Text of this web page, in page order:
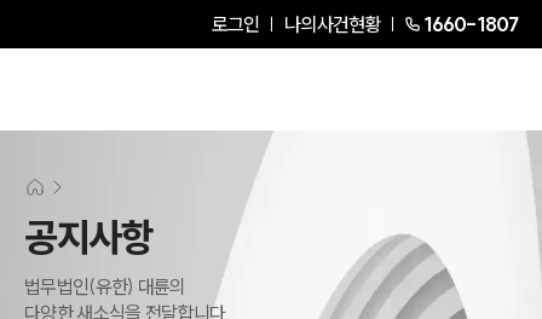
로그인 나의사건현황 1660-1807
공지사항
법무법인(유한) 대륜의
다양한 새소식을 전달합니다